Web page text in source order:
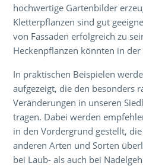
hochwertige Gartenbilder
Kletterpflanzen sind gut
von Fassaden erfolgreich zu
Heckenpflanzen könnten in
In praktischen Beispielen
aufgezeigt, die den besonders
Veränderungen in unseren
tragen. Dabei werden
in den Vordergrund gestellt,
anderen Arten und Sorten
bei Laub- als auch bei